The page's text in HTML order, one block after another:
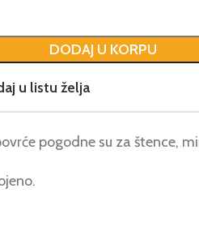
DODAJ U KORPU
u listu želja
pogodne su za štence,